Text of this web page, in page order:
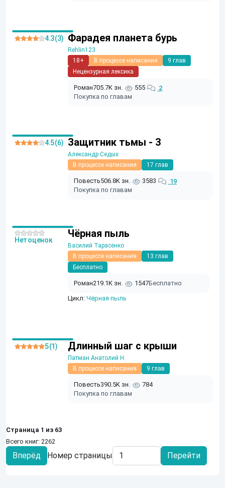
Фарадея планета бурь
Rehlin123
18+
В процессе написания
9 глав
Нецензурная лексика
Роман705.7K зн. 555
2
Покупка по главам
4.3 (3)
Защитник тьмы - 3
Александр Седых
В процессе написания
17 глав
Повесть506.8K зн. 3583
19
Покупка по главам
4.5 (6)
Чёрная пыль
Василий Тарасенко
В процессе написания
13 глав
Бесплатно
Роман219.1K зн. 1547Бесплатно
Цикл: Чёрная пыль
Нет оценок
Длинный шаг с крыши
Патман Анатолий Н.
В процессе написания
9 глав
Повесть390.5K зн.
784
Покупка по главам
5 (1)
Страница 1 из 63
Всего книг: 2262
Вперёд Номер страницы Перейти